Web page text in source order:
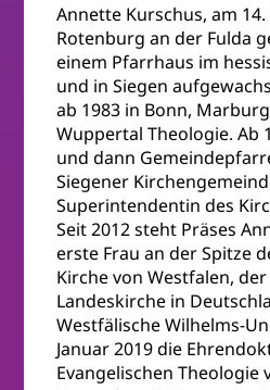
Annette Kurschus, am
Rotenburg an der Fulda
einem Pfarrhaus im
und in Siegen
ab 1983 in Bonn,
Wuppertal Theologie. Ab
und dann
Siegener
Superintendentin des
Seit 2012 steht Präses
erste Frau an der Spitze
Kirche von Westfalen,
Landeskirche in
Westfälische Wilhelms-
Januar 2019 die
Evangelischen Theologie